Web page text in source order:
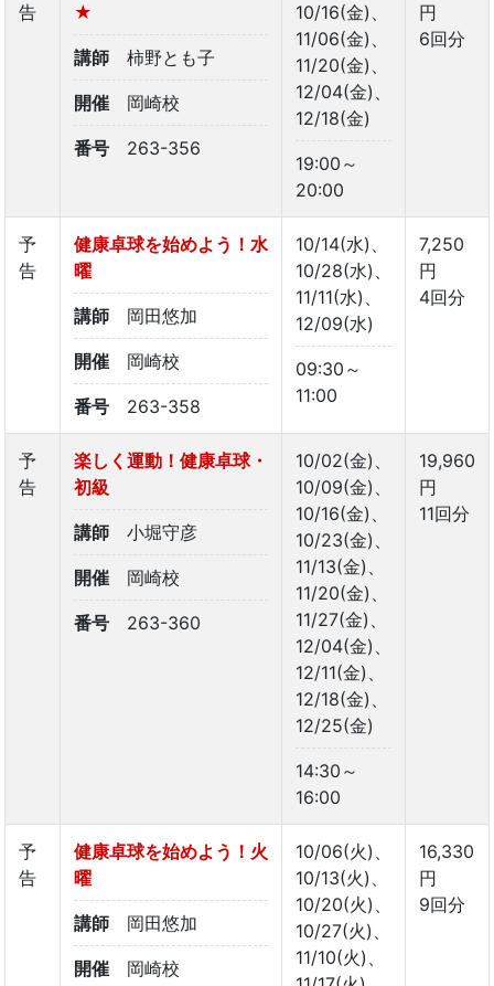
告
★
講師 柿野とも子
開催 岡崎校
番号 263-356
10/16(金)、
11/06(金)、
11/20(金)、
12/04(金)、
12/18(金)
19:00～
20:00
円
6回分
予
告
健康卓球を始めよう！水
曜
講師 岡田悠加
開催 岡崎校
番号 263-358
10/14(水)、
10/28(水)、
11/11(水)、
12/09(水)
09:30～
11:00
7,250
円
4回分
予
告
楽しく運動！健康卓球・
初級
講師 小堀守彦
開催 岡崎校
番号 263-360
10/02(金)、
10/09(金)、
10/16(金)、
10/23(金)、
11/13(金)、
11/20(金)、
11/27(金)、
12/04(金)、
12/11(金)、
12/18(金)、
12/25(金)
14:30～
16:00
19,960
円
11回分
予
告
健康卓球を始めよう！火
曜
講師 岡田悠加
開催 岡崎校
10/06(火)、
10/13(火)、
10/20(火)、
10/27(火)、
11/10(火)、
16,330
円
9回分